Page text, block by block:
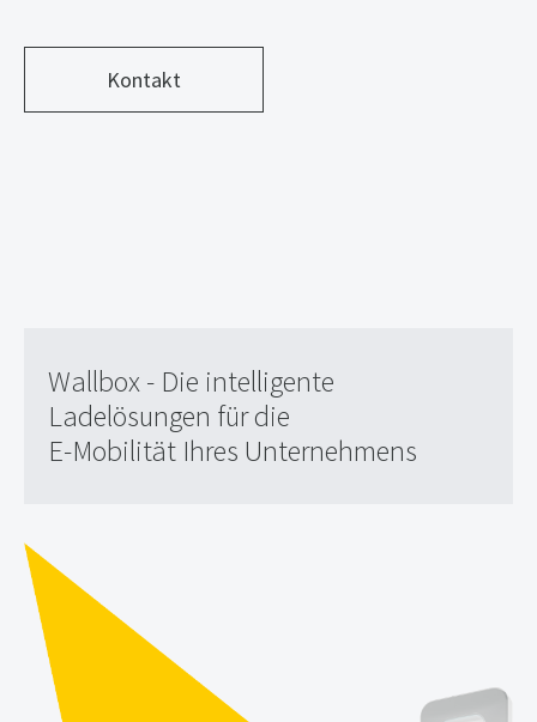
Kontakt
Wallbox - Die intelligente
Ladelösungen für die
E-Mobilität Ihres Unternehmens